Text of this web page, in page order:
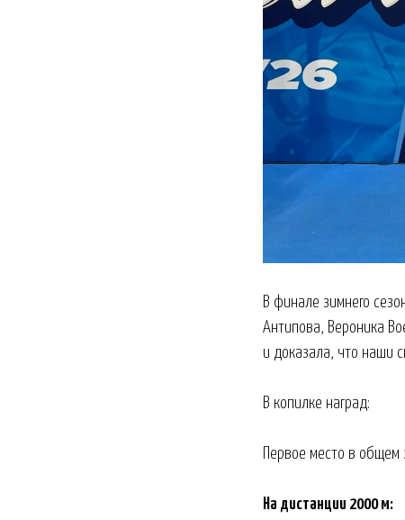
В финале зимнего
Антипова, Вероника
и доказала, что наши
В копилке наград:
Первое место в
На дистанции 2000 м: